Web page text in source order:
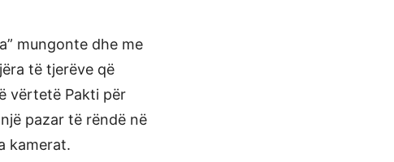
mungonte dhe me
të tjerëve që
vërtetë Pakti për
pazar të rëndë në
kamerat.